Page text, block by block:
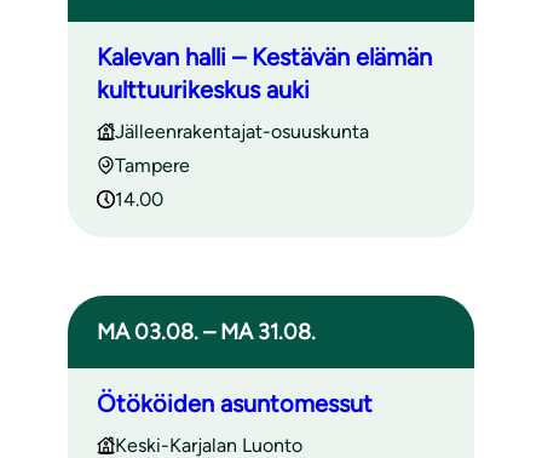
Kalevan halli – Kestävän elämän
kulttuurikeskus auki
Jälleenrakentajat-osuuskunta
Tampere
14.00
MA 03.08. – MA 31.08.
Ötököiden asuntomessut
Keski-Karjalan Luonto